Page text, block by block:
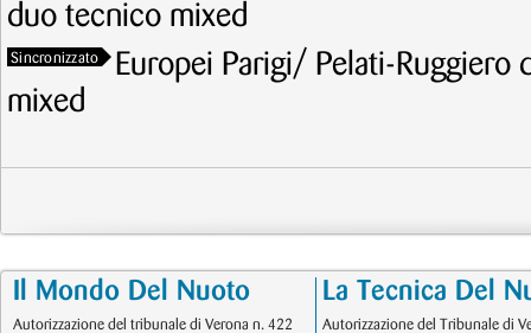
duo tecnico mixed
Sincronizzato
Europei Parigi/ Pelati-
mixed
Il Mondo Del Nuoto
Autorizzazione del tribunale di Verona n. 422
La Tecnica Del
Autorizzazione del Tribunale di